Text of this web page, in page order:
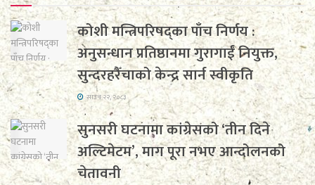
कोशी मन्त्रिपरिषद्का पाँच निर्णय :
अनुसन्धान प्रतिष्ठानमा गुरागाईं नियुक्त,
सुन्दरहरैँचाको केन्द्र सार्न स्वीकृति
साउन २२, २०८३
सुनसरी घटनामा कांग्रेसको ‘तीन दिने
अल्टिमेटम’, माग पूरा नभए आन्दोलनको
चेतावनी